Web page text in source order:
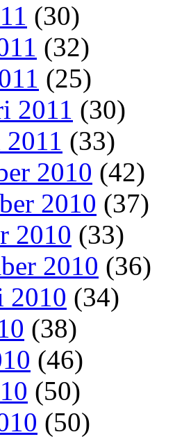
(30)
(32)
(25)
2011 (30)
(33)
2010 (42)
2010 (37)
2010 (33)
2010 (36)
2010 (34)
(38)
(46)
(50)
(50)